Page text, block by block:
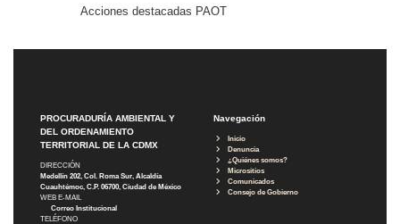
Acciones destacadas PAOT
PROCURADURÍA AMBIENTAL Y
DEL ORDENAMIENTO
TERRITORIAL DE LA CDMX
DIRECCIÓN
Medellín 202, Col. Roma Sur, Alcaldía
Cuauhtémoc, C.P. 06700, Ciudad de México
WEB E-MAIL
Correo Institucional
TELÉFONO
Navegación
Inicio
Denuncia
¿Quiénes somos?
Micrositios
Comunicados
Consejo de Gobierno